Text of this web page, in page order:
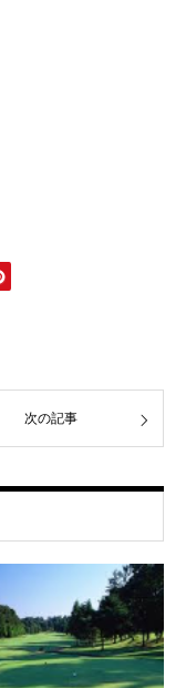
次の記事